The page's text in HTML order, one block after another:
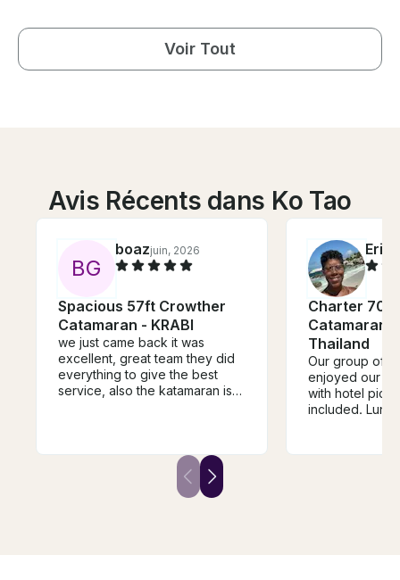
Voir Tout
Avis Récents dans Ko Tao
BG
boazjuin, 2026
Spacious 57ft Crowther
Catamaran - KRABI
we just came back it was
excellent, great team they did
everything to give the best
service, also the katamaran is
Erica
Charter 70'
Catamaran
Thailand
Our group of
enjoyed our
with hotel pick
included.